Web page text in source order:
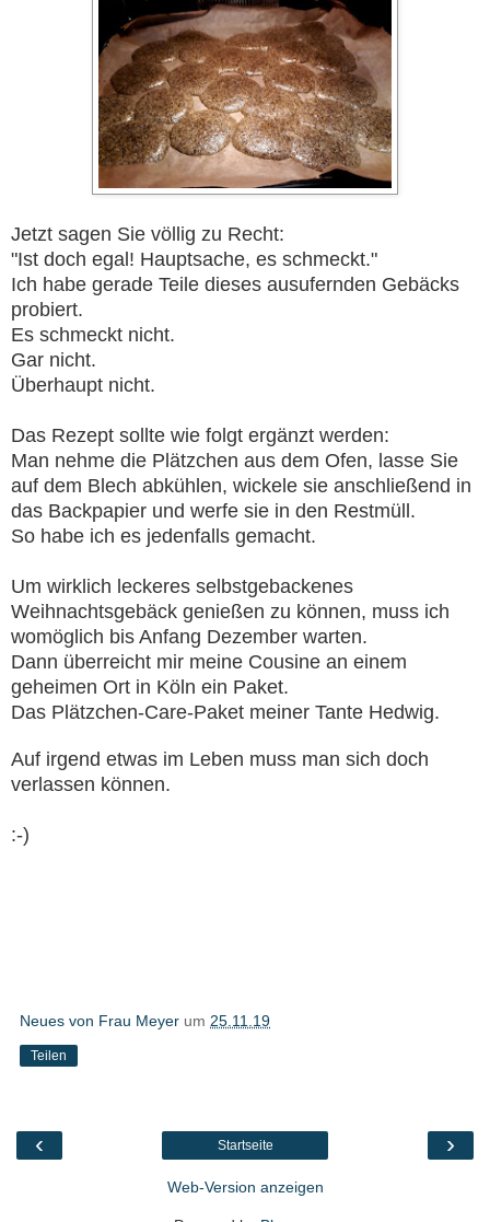
Jetzt sagen Sie völlig zu Recht:
"Ist doch egal! Hauptsache, es schmeckt."
Ich habe gerade Teile dieses ausufernden Gebäcks
probiert.
Es schmeckt nicht.
Gar nicht.
Überhaupt nicht.
Das Rezept sollte wie folgt ergänzt werden:
Man nehme die Plätzchen aus dem Ofen, lasse Sie
auf dem Blech abkühlen, wickele sie anschließend in
das Backpapier und werfe sie in den Restmüll.
So habe ich es jedenfalls gemacht.
Um wirklich leckeres selbstgebackenes
Weihnachtsgebäck genießen zu können, muss ich
womöglich bis Anfang Dezember warten.
Dann überreicht mir meine Cousine an einem
geheimen Ort in Köln ein Paket.
Das Plätzchen-Care-Paket meiner Tante Hedwig.
Auf irgend etwas im Leben muss man sich doch
verlassen können.
:-)
Neues von Frau Meyer um 25.11.19
Teilen
‹ ›
Startseite
Web-Version anzeigen